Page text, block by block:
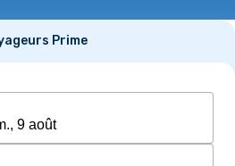
Prime